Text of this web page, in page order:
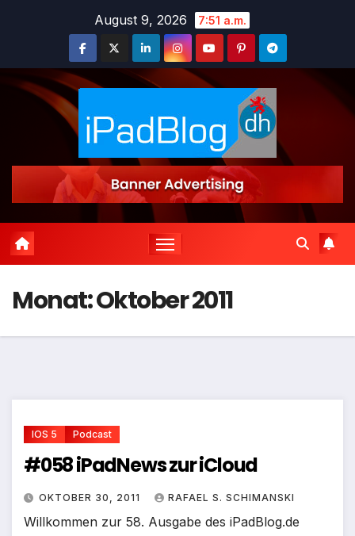
August 9, 2026 7:51 a.m.
Monat:Oktober 2011
IOS 5 Podcast
#058 iPadNews zur iCloud
OKTOBER 30, 2011 RAFAEL S. SCHIMANSKI
Willkommen zur 58. Ausgabe des iPadBlog.de